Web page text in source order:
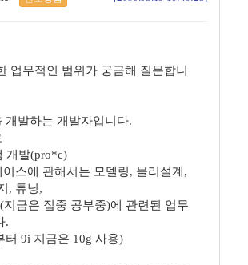
업무적인 범위가 궁금해 질문합니
개발하는 개발자입니다.
개발(pro*c)
이스에 관해서는 모델링, 물리설계,
, 튜닝,
금은 집중 공부중)에 관련된 업무
.
터 9i 지금은 10g 사용)